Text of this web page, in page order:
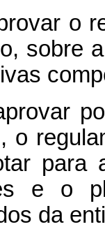
o
sobre
o
para
e o
da